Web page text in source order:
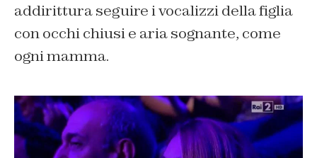
addirittura seguire i vocalizzi della figlia
con occhi chiusi e aria sognante, come
ogni mamma.